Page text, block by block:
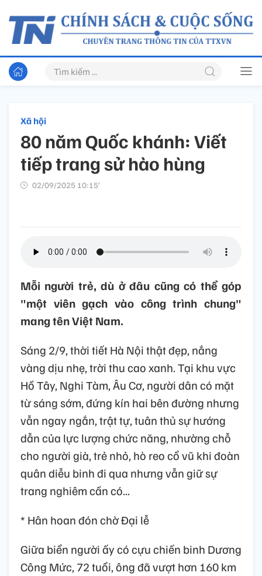
Xã hội
80 năm Quốc khánh: Viết
tiếp trang sử hào hùng
02/09/2025 10:15’
Mỗi người trẻ, dù ở đâu cũng có thể góp
"một viên gạch vào công trình chung"
mang tên Việt Nam.
Sáng 2/9, thời tiết Hà Nội thật đẹp, nắng
vàng dịu nhẹ, trời thu cao xanh. Tại khu vực
Hồ Tây, Nghi Tàm, Âu Cơ, người dân có mặt
từ sáng sớm, đứng kín hai bên đường nhưng
vẫn ngay ngắn, trật tự, tuân thủ sự hướng
dẫn của lực lượng chức năng, nhường chỗ
cho người già, trẻ nhỏ, hò reo cổ vũ khi đoàn
quân diễu binh đi qua nhưng vẫn giữ sự
trang nghiêm cần có...
* Hân hoan đón chờ Đại lễ
Giữa biển người ấy có cựu chiến binh Dương
Công Mức, 72 tuổi, ông đã vượt hơn 160 km